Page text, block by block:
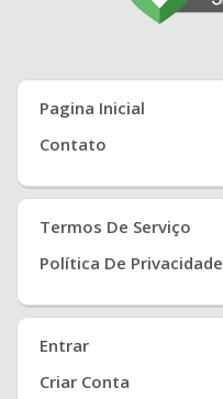
Pagina Inicial
Contato
Termos De Serviço
Política De Privacidade
Entrar
Criar Conta